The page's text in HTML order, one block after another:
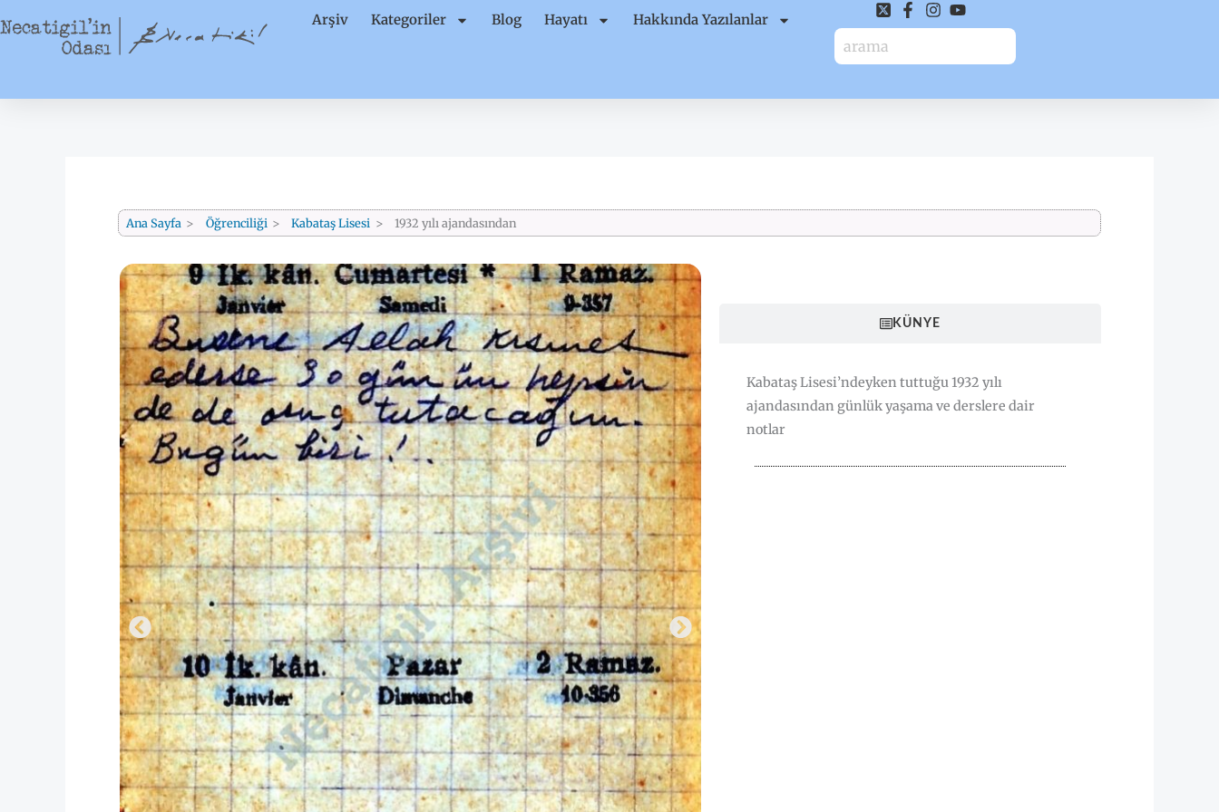
atla
Arşiv Kategoriler Blog Hayatı Hakkında Yazılanlar
Ana Sayfa Öğrenciliği Kabataş Lisesi 1932 yılı ajandasından
KÜNYE
Kabataş Lisesi’ndeyken tuttuğu 1932 yılı
ajandasından günlük yaşama ve derslere dair
notlar